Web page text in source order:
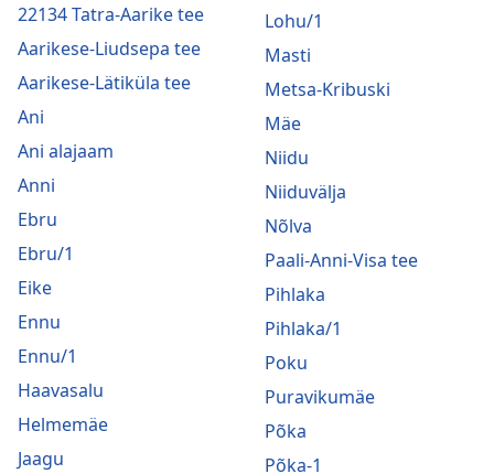
22134 Tatra-Aarike tee
Aarikese-Liudsepa tee
Aarikese-Lätiküla tee
Ani
Ani alajaam
Anni
Ebru
Ebru/1
Eike
Ennu
Ennu/1
Haavasalu
Helmemäe
Jaagu
Lohu/1
Masti
Metsa-Kribuski
Mäe
Niidu
Niiduvälja
Nõlva
Paali-Anni-Visa tee
Pihlaka
Pihlaka/1
Poku
Puravikumäe
Põka
Põka-1